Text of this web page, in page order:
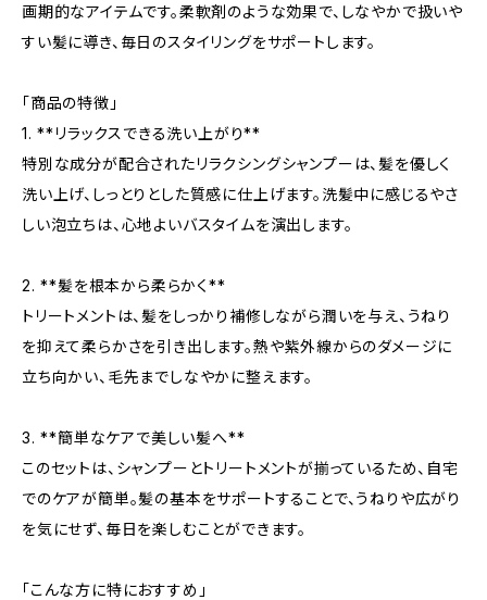
画期的なアイテムです。柔軟剤のような効果で、しなやかで扱いや
すい髪に導き、毎日のスタイリングをサポートします。
「商品の特徴」
1. **リラックスできる洗い上がり**
特別な成分が配合されたリラクシングシャンプーは、髪を優しく
洗い上げ、しっとりとした質感に仕上げます。洗髪中に感じるやさ
しい泡立ちは、心地よいバスタイムを演出します。
2. **髪を根本から柔らかく**
トリートメントは、髪をしっかり補修しながら潤いを与え、うねり
を抑えて柔らかさを引き出します。熱や紫外線からのダメージに
立ち向かい、毛先までしなやかに整えます。
3. **簡単なケアで美しい髪へ**
このセットは、シャンプーとトリートメントが揃っているため、自宅
でのケアが簡単。髪の基本をサポートすることで、うねりや広がり
を気にせず、毎日を楽しむことができます。
「こんな方に特におすすめ」